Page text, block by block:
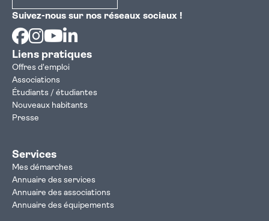
Suivez-nous sur nos réseaux sociaux !
Facebook
Instagram
Youtube
Liens pratiques
Offres d'emploi
Associations
Étudiants / étudiantes
Nouveaux habitants
Presse
Services
Mes démarches
Annuaire des services
Annuaire des associations
Annuaire des équipements